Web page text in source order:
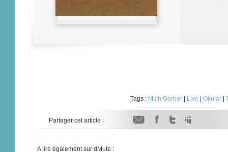
Tags : Mich Gerber Live Okular
Partager cet article :
A lire également sur dMute :